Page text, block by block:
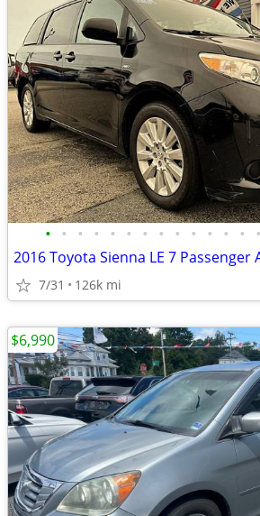
• • • • • • • • • • • • • •
2016 Toyota Sienna LE 7 Passenger
7/31 126k mi
$6,990